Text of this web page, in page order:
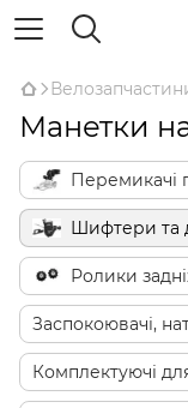
Манетки
Перемикачі
Шифтери та
Ролики
Заспокоювачі,
Комплектуючі